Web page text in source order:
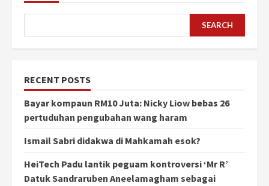
SEARCH
RECENT POSTS
Bayar kompaun RM10 Juta: Nicky Liow bebas 26
pertuduhan pengubahan wang haram
Ismail Sabri didakwa di Mahkamah esok?
HeiTech Padu lantik peguam kontroversi ‘Mr R’
Datuk Sandraruben Aneelamagham sebagai